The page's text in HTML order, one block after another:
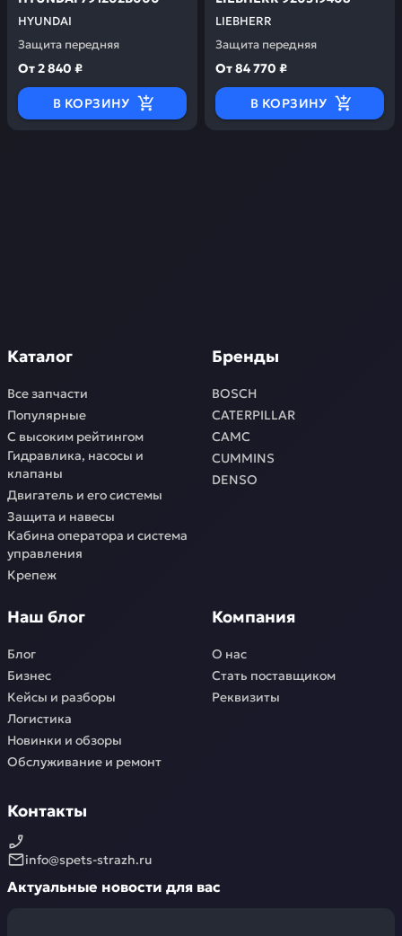
HYUNDAI
Защита передняя
От2 840 ₽
В КОРЗИНУ
LIEBHERR
Защита передняя
От84 770 ₽
В КОРЗИНУ
Каталог
Все запчасти
Популярные
С высоким рейтингом
Гидравлика, насосы и
клапаны
Двигатель и его системы
Защита и навесы
Кабина оператора и система
управления
Крепеж
Бренды
BOSCH
CATERPILLAR
CAMC
CUMMINS
DENSO
Наш блог
Блог
Бизнес
Кейсы и разборы
Логистика
Новинки и обзоры
Обслуживание и ремонт
Компания
О нас
Стать поставщиком
Реквизиты
Контакты
info@spets-strazh.ru
Актуальные новости для вас